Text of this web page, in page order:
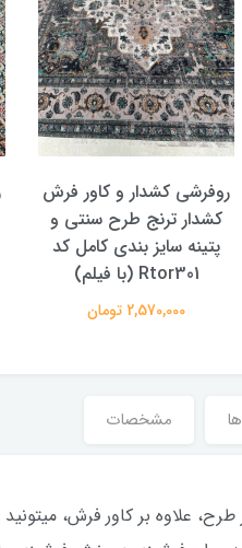
روفرشی کشدار و کاور فرش
کشدار ترنج طرح سرمه
افشان سایز بندی کامل کد
Rtor324 (با فیلم)
2,570,000 تومان
مشخصات